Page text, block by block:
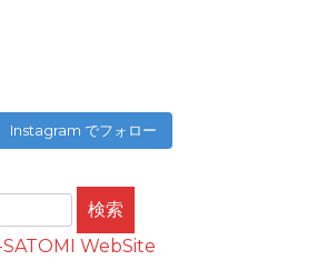
Instagram でフォロー